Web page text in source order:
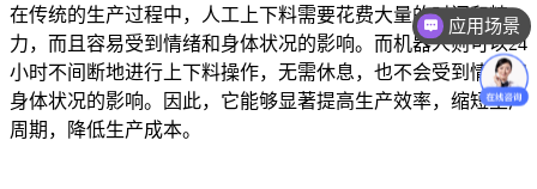
在传统的生产过程中，人工上下料需要花费大量的时间和精
力，而且容易受到情绪和身体状况的影响。而机器人则可以24
小时不间断地进行上下料操作，无需休息，也不会受到情绪和
身体状况的影响。因此，它能够显著提高生产效率，缩短生产
周期，降低生产成本。
应用场景
价格咨询